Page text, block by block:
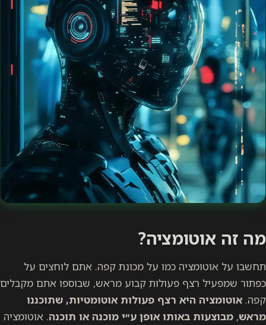
מה זה אוטומציה?
תחשבו על אוטומציה כמו על מכונת קפה. אתם לוחצים על
כפתור שמפעיל רצף פעולות קבוע מראש, שבוספו אתם מקבלים
קפה. אוטומציה היא רצף פעולות אוטומטיות, שתוכננו
מראש, מבוצעות באותו אופן ע״י מוכנה או תוכנה. אוטומציה